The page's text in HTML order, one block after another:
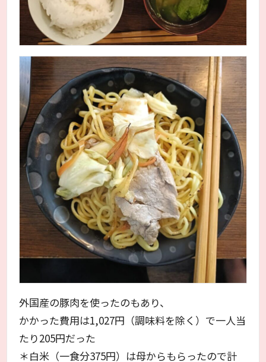
外国産の豚肉を使ったのもあり、
かかった費用は1,027円（調味料を除く）で一人当
たり205円だった
＊白米（一食分375円）は母からもらったので計